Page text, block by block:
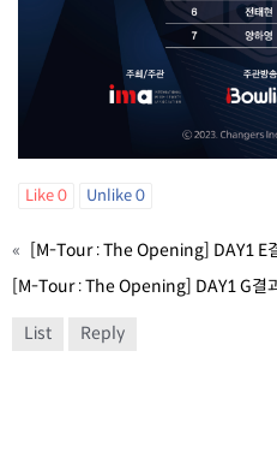
Like0 Unlike0
«
[M-Tour : The Opening] DAY1 E
[M-Tour : The Opening] DAY1 G결
List Reply